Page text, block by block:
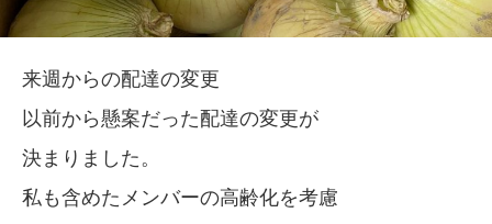
来週からの配達の変更
以前から懸案だった配達の変更が
決まりました。
私も含めたメンバーの高齢化を考慮